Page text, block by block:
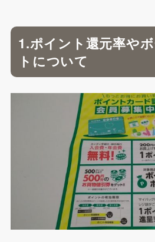
1.ポイント還元率や
トについて